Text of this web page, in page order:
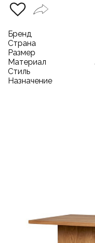
Бренд
Страна
Размер
Материал
Стиль
Назначение